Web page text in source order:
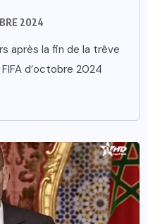
2024
après la fin de la trêve
d’octobre 2024